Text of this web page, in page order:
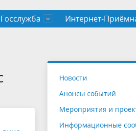
Госслужба
служащих Чукотского
Интернет-
Новости
Анонсы событий
Мероприятия и
Информационные